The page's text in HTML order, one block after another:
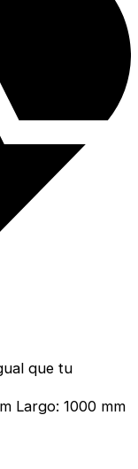
que tu
Largo: 1000 mm